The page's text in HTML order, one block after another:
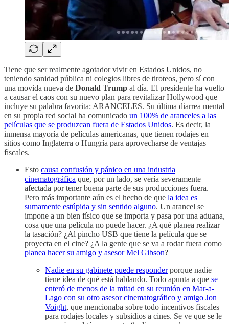
Tiene que ser realmente agotador vivir en Estados Unidos, no
teniendo sanidad pública ni colegios libres de tiroteos, pero sí con
una movida nueva de Donald Trump al día. El presidente ha vuelto
a causar el caos con su nuevo plan para revitalizar Hollywood que
incluye su palabra favorita: ARANCELES. Su última diarrea mental
en su propia red social ha comunicado un 100% de aranceles a las
películas que se produzcan fuera de Estados Unidos. Es decir, la
inmensa mayoría de películas americanas, que tienen rodajes en
sitios como Inglaterra o Hungría para aprovecharse de ventajas
fiscales.
Esto causa confusión y pánico en una industria
cinematográfica que, por un lado, se vería severamente
afectada por tener buena parte de sus producciones fuera.
Pero más importante aún es el hecho de que la idea es
sumamente estúpida y sin sentido alguno. Un arancel se
impone a un bien físico que se importa y pasa por una aduana,
cosa que una película no puede hacer. ¿A qué planea realizar
la tasación? ¿Al pincho USB que tiene la película que se
proyecta en el cine? ¿A la gente que se va a rodar fuera como
planea hacer su amigo y asesor Mel Gibson?
Nadie en su gabinete puede responderporque nadie
tiene idea de qué está hablando. Todo apunta a que se
enteró de menos de la mitad en su reunión en Mar-a-
Lago con su otro asesor cinematográfico y amigo Jon
Voight, que mencionaba sobre todo incentivos fiscales
para rodajes locales y subsidios a cines. Se ve que se le